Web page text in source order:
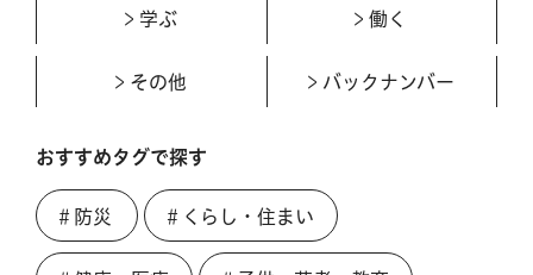
学ぶ 働く
その他 バックナンバー
おすすめタグで探す
＃防災 ＃くらし・住まい